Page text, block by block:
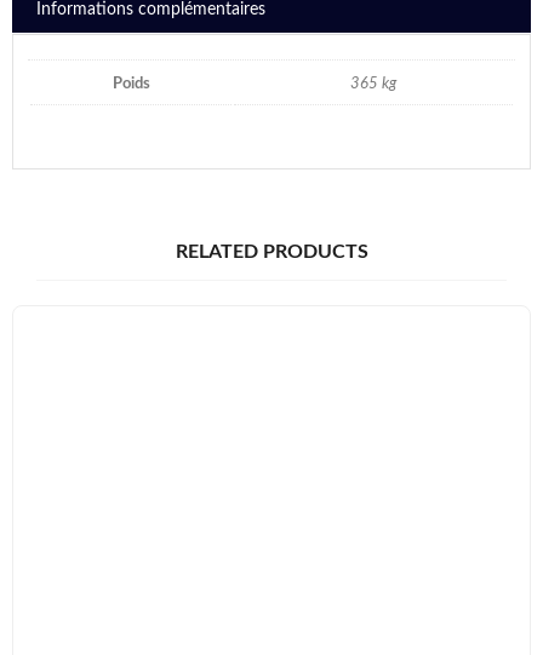
Informations complémentaires
Poids 365 kg
RELATED PRODUCTS